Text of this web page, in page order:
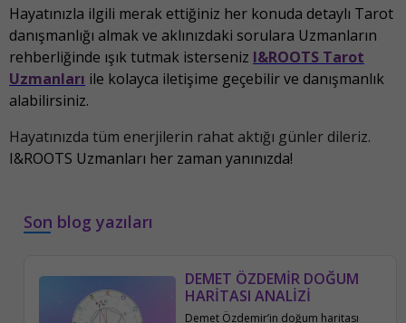
Hayatınızla ilgili merak ettiğiniz her konuda detaylı Tarot
danışmanlığı almak ve aklınızdaki sorulara Uzmanların
rehberliğinde ışık tutmak isterseniz I&ROOTS Tarot
Uzmanları ile kolayca iletişime geçebilir ve danışmanlık
alabilirsiniz.
Hayatınızda tüm enerjilerin rahat aktığı günler dileriz.
I&ROOTS Uzmanları her zaman yanınızda!
Son blog yazıları
DEMET ÖZDEMİR DOĞUM
HARİTASI ANALİZİ
Demet Özdemir’in doğum haritası